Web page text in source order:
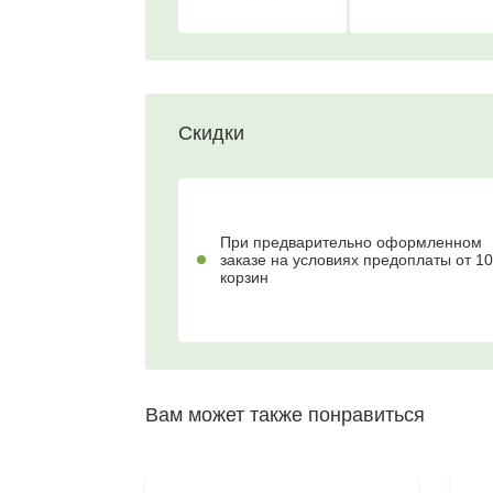
Скидки
При предварительно оформленном
заказе на условиях предоплаты от 10
корзин
Вам может также понравиться